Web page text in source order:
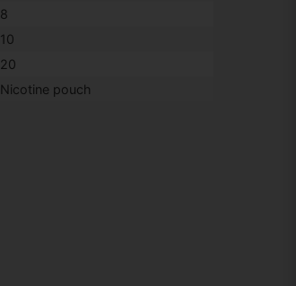
8
10
20
Nicotine pouch